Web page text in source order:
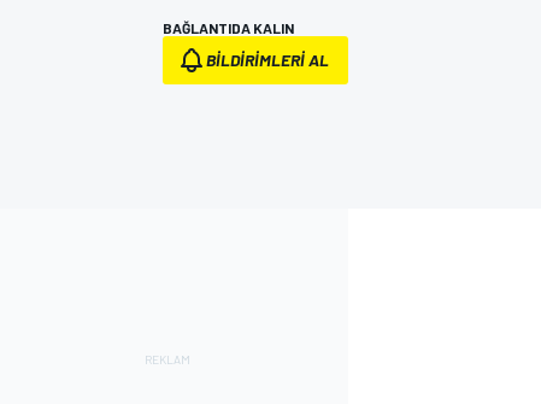
BAĞLANTIDA KALIN
BILDIRIMLERI AL